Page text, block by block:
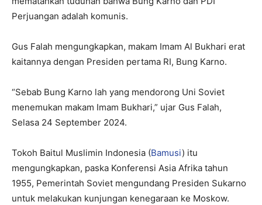
Perjuangan adalah komunis.
Gus Falah mengungkapkan, makam Imam Al Bukhari erat
kaitannya dengan Presiden pertama RI, Bung Karno.
“Sebab Bung Karno lah yang mendorong Uni Soviet
menemukan makam Imam Bukhari,” ujar Gus Falah,
Selasa 24 September 2024.
Tokoh Baitul Muslimin Indonesia (Bamusi) itu
mengungkapkan, paska Konferensi Asia Afrika tahun
1955, Pemerintah Soviet mengundang Presiden Sukarno
untuk melakukan kunjungan kenegaraan ke Moskow.